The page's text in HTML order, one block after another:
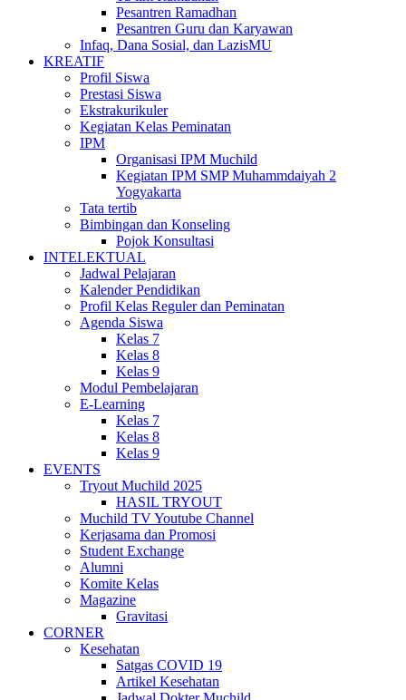
Pesantren Ramadhan
Pesantren Guru dan Karyawan
Infaq, Dana Sosial, dan LazisMU
KREATIF
Profil Siswa
Prestasi Siswa
Ekstrakurikuler
Kegiatan Kelas Peminatan
IPM
Organisasi IPM Muchild
Kegiatan IPM SMP Muhammdaiyah 2
Yogyakarta
Tata tertib
Bimbingan dan Konseling
Pojok Konsultasi
INTELEKTUAL
Jadwal Pelajaran
Kalender Pendidikan
Profil Kelas Reguler dan Peminatan
Agenda Siswa
Kelas 7
Kelas 8
Kelas 9
Modul Pembelajaran
E-Learning
Kelas 7
Kelas 8
Kelas 9
EVENTS
Tryout Muchild 2025
HASIL TRYOUT
Muchild TV Youtube Channel
Kerjasama dan Promosi
Student Exchange
Alumni
Komite Kelas
Magazine
Gravitasi
CORNER
Kesehatan
Satgas COVID 19
Artikel Kesehatan